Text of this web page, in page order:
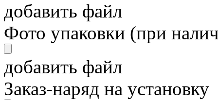
добавить файл
Фото упаковки (при
добавить файл
Заказ-наряд на установку